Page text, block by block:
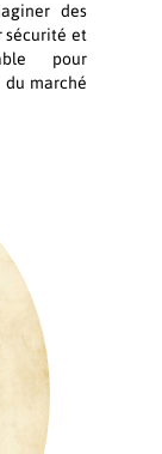
des
sécurité et
pour
marché